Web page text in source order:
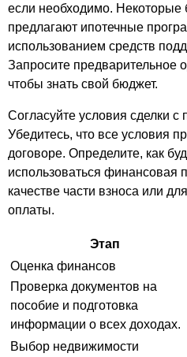
если необходимо. Некоторые
предлагают ипотечные
использованием средств
Запросите предварительное
чтобы знать свой бюджет.
Согласуйте условия сделки с
Убедитесь, что все условия
договоре. Определите, как
использоваться финансовая
качестве части взноса или
оплаты.
Этап
Оценка финансов
Проверка документов на
пособие и подготовка
информации о всех доходах.
Выбор недвижимости